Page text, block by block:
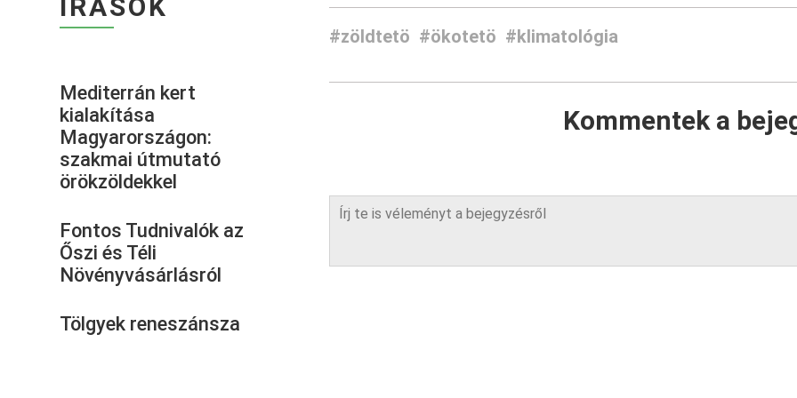
ÍRÁSOK
Mediterrán kert
kialakítása
Magyarországon:
szakmai útmutató
örökzöldekkel
Fontos Tudnivalók az
Őszi és Téli
Növényvásárlásról
Tölgyek reneszánsza
#zöldtetö #ökotetö #klimatológia
Kommentek a